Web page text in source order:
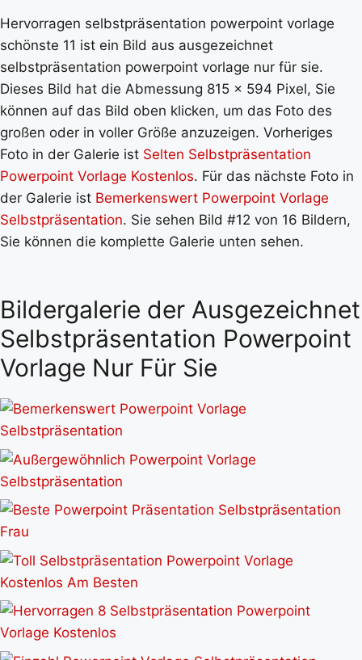
Hervorragen selbstpräsentation powerpoint vorlage
schönste 11 ist ein Bild aus ausgezeichnet
selbstpräsentation powerpoint vorlage nur für sie.
Dieses Bild hat die Abmessung 815 x 594 Pixel, Sie
können auf das Bild oben klicken, um das Foto des
großen oder in voller Größe anzuzeigen. Vorheriges
Foto in der Galerie ist Selten Selbstpräsentation
Powerpoint Vorlage Kostenlos. Für das nächste Foto in
der Galerie ist Bemerkenswert Powerpoint Vorlage
Selbstpräsentation. Sie sehen Bild #12 von 16 Bildern,
Sie können die komplette Galerie unten sehen.
Bildergalerie der Ausgezeichnet
Selbstpräsentation Powerpoint
Vorlage Nur Für Sie